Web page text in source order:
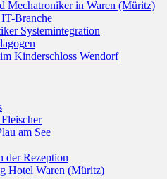
Mechatroniker in Waren (Müritz)
Branche
Systemintegration
Kinderschloss Wendorf
am See
der Rezeption
Hotel Waren (Müritz)